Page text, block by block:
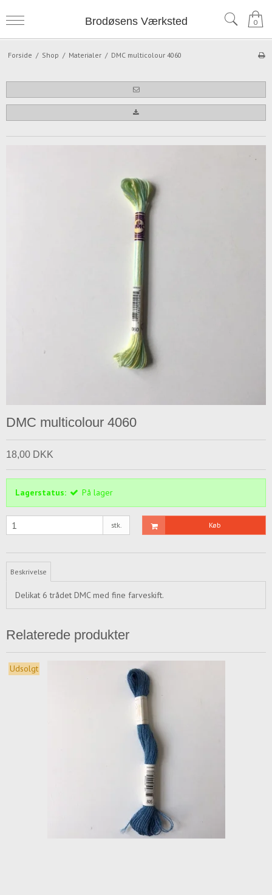
Brodøsens Værksted 0
Forside / Shop / Materialer / DMC multicolour 4060
DMC multicolour 4060
18,00 DKK
Lagerstatus: På lager
stk. Køb
Beskrivelse
Delikat 6 trådet DMC med fine farveskift.
Relaterede produkter
Udsolgt